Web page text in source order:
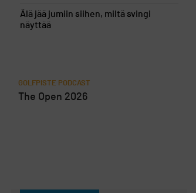
Älä jää jumiin siihen, miltä svingi
näyttää
GOLFPISTE PODCAST
The Open 2026